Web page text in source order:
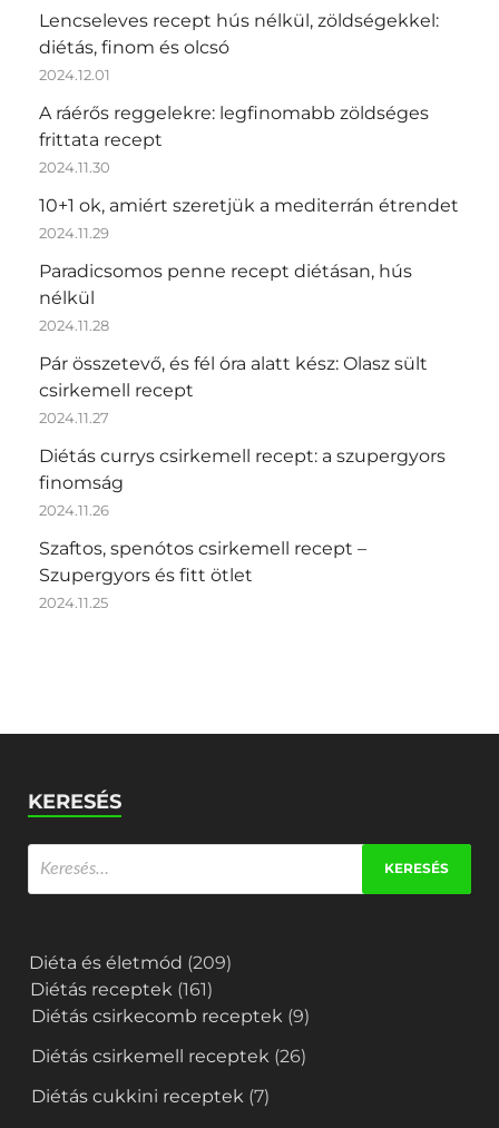
Lencseleves recept hús nélkül, zöldségekkel:
diétás, finom és olcsó
2024.12.01
A ráérős reggelekre: legfinomabb zöldséges
frittata recept
2024.11.30
10+1 ok, amiért szeretjük a mediterrán étrendet
2024.11.29
Paradicsomos penne recept diétásan, hús
nélkül
2024.11.28
Pár összetevő, és fél óra alatt kész: Olasz sült
csirkemell recept
2024.11.27
Diétás currys csirkemell recept: a szupergyors
finomság
2024.11.26
Szaftos, spenótos csirkemell recept –
Szupergyors és fitt ötlet
2024.11.25
KERESÉS
Diéta és életmód (209)
Diétás receptek (161)
Diétás csirkecomb receptek (9)
Diétás csirkemell receptek (26)
Diétás cukkini receptek (7)